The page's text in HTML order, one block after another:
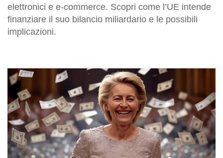
elettronici e e-commerce. Scopri come l’UE intende
finanziare il suo bilancio miliardario e le possibili
implicazioni.